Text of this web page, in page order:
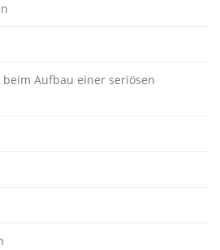
beim Aufbau einer seriösen